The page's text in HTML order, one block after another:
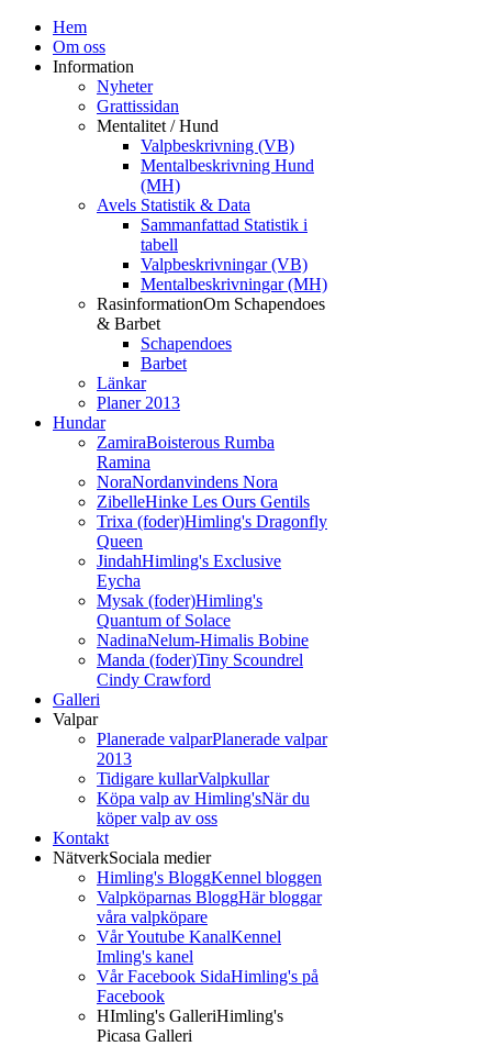
Hem
Om oss
Information
Nyheter
Grattissidan
Mentalitet / Hund
Valpbeskrivning (VB)
Mentalbeskrivning Hund
(MH)
Avels Statistik & Data
Sammanfattad Statistik i
tabell
Valpbeskrivningar (VB)
Mentalbeskrivningar (MH)
RasinformationOm Schapendoes
& Barbet
Schapendoes
Barbet
Länkar
Planer 2013
Hundar
ZamiraBoisterous Rumba
Ramina
NoraNordanvindens Nora
ZibelleHinke Les Ours Gentils
Trixa (foder)Himling's Dragonfly
Queen
JindahHimling's Exclusive
Eycha
Mysak (foder)Himling's
Quantum of Solace
NadinaNelum-Himalis Bobine
Manda (foder)Tiny Scoundrel
Cindy Crawford
Galleri
Valpar
Planerade valparPlanerade valpar
2013
Tidigare kullarValpkullar
Köpa valp av Himling'sNär du
köper valp av oss
Kontakt
NätverkSociala medier
Himling's BloggKennel bloggen
Valpköparnas BloggHär bloggar
våra valpköpare
Vår Youtube KanalKennel
Imling's kanel
Vår Facebook SidaHimling's på
Facebook
HImling's GalleriHimling's
Picasa Galleri